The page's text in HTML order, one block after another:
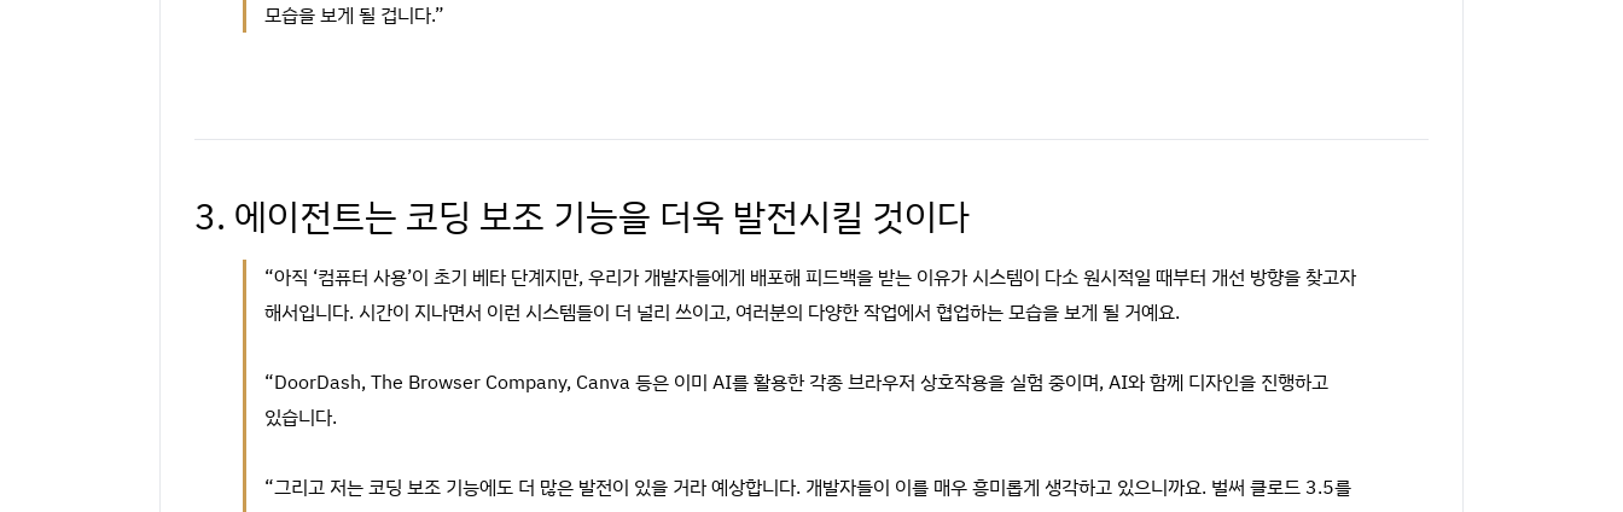
모습을 보게 될 겁니다.”
3. 에이전트는 코딩 보조 기능을 더욱 발전시킬 것이다
“아직 ‘컴퓨터 사용’이 초기 베타 단계지만, 우리가 개발자들에게 배포해 피드백을 받는 이유가 시스템이 다소 원시적일 때부터 개선 방향을 찾고자
해서입니다. 시간이 지나면서 이런 시스템들이 더 널리 쓰이고, 여러분의 다양한 작업에서 협업하는 모습을 보게 될 거예요.
“DoorDash, The Browser Company, Canva 등은 이미 AI를 활용한 각종 브라우저 상호작용을 실험 중이며, AI와 함께 디자인을 진행하고
있습니다.
“그리고 저는 코딩 보조 기능에도 더 많은 발전이 있을 거라 예상합니다. 개발자들이 이를 매우 흥미롭게 생각하고 있으니까요. 벌써 클로드 3.5를